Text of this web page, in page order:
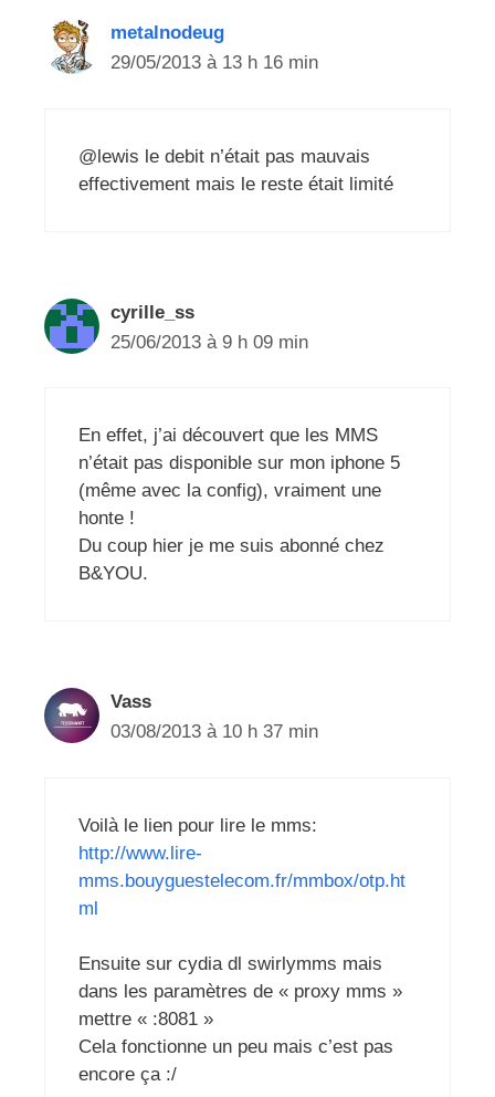
metalnodeug
29/05/2013 à 13 h 16 min
@lewis le debit n’était pas mauvais
effectivement mais le reste était limité
cyrille_ss
25/06/2013 à 9 h 09 min
En effet, j’ai découvert que les MMS
n’était pas disponible sur mon iphone 5
(même avec la config), vraiment une
honte !
Du coup hier je me suis abonné chez
B&YOU.
Vass
03/08/2013 à 10 h 37 min
Voilà le lien pour lire le mms:
http://www.lire-
mms.bouyguestelecom.fr/mmbox/otp.ht
ml
Ensuite sur cydia dl swirlymms mais
dans les paramètres de « proxy mms »
mettre « :8081 »
Cela fonctionne un peu mais c’est pas
encore ça :/